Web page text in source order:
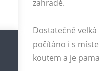
zahradě.
Dostatečně
počítáno i s
koutem a je